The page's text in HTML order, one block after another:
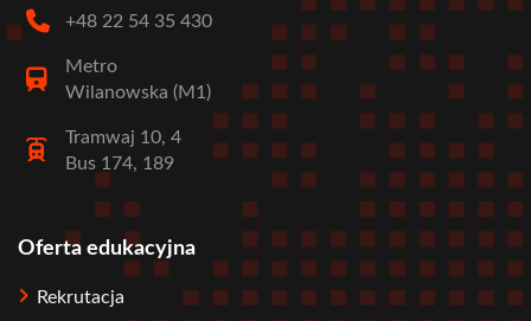
+48 22 54 35 430
Metro
Wilanowska (M1)
Tramwaj 10, 4
Bus 174, 189
Stopka
Oferta edukacyjna
Rekrutacja